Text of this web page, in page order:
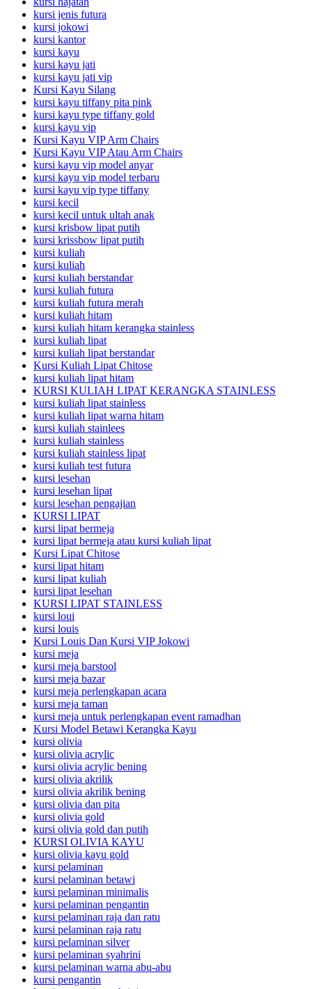
kursi jenis futura
kursi jokowi
kursi kantor
kursi kayu
kursi kayu jati
kursi kayu jati vip
Kursi Kayu Silang
kursi kayu tiffany pita pink
kursi kayu type tiffany gold
kursi kayu vip
Kursi Kayu VIP Arm Chairs
Kursi Kayu VIP Atau Arm Chairs
kursi kayu vip model anyar
kursi kayu vip model terbaru
kursi kayu vip type tiffany
kursi kecil
kursi kecil untuk ultah anak
kursi krisbow lipat putih
kursi krissbow lipat putih
kursi kuliah
kursi kuliah
kursi kuliah berstandar
kursi kuliah futura
kursi kuliah futura merah
kursi kuliah hitam
kursi kuliah hitam kerangka stainless
kursi kuliah lipat
kursi kuliah lipat berstandar
Kursi Kuliah Lipat Chitose
kursi kuliah lipat hitam
KURSI KULIAH LIPAT KERANGKA STAINLESS
kursi kuliah lipat stainless
kursi kuliah lipat warna hitam
kursi kuliah stainlees
kursi kuliah stainless
kursi kuliah stainless lipat
kursi kuliah test futura
kursi lesehan
kursi lesehan lipat
kursi lesehan pengajian
KURSI LIPAT
kursi lipat bermeja
kursi lipat bermeja atau kursi kuliah lipat
Kursi Lipat Chitose
kursi lipat hitam
kursi lipat kuliah
kursi lipat lesehan
KURSI LIPAT STAINLESS
kursi loui
kursi louis
Kursi Louis Dan Kursi VIP Jokowi
kursi meja
kursi meja barstool
kursi meja bazar
kursi meja perlengkapan acara
kursi meja taman
kursi meja untuk perlengkapan event ramadhan
Kursi Model Betawi Kerangka Kayu
kursi olivia
kursi olivia acrylic
kursi olivia acrylic bening
kursi olivia akrilik
kursi olivia akrilik bening
kursi olivia dan pita
kursi olivia gold
kursi olivia gold dan putih
KURSI OLIVIA KAYU
kursi olivia kayu gold
kursi pelaminan
kursi pelaminan betawi
kursi pelaminan minimalis
kursi pelaminan pengantin
kursi pelaminan raja dan ratu
kursi pelaminan raja ratu
kursi pelaminan silver
kursi pelaminan syahrini
kursi pelaminan warna abu-abu
kursi pengantin